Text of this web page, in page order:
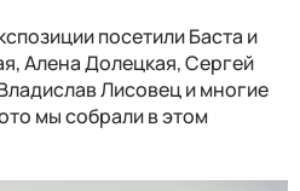
посетили Баста и
Алена Долецкая, Сергей
Лисовец и многие
мы собрали в этом